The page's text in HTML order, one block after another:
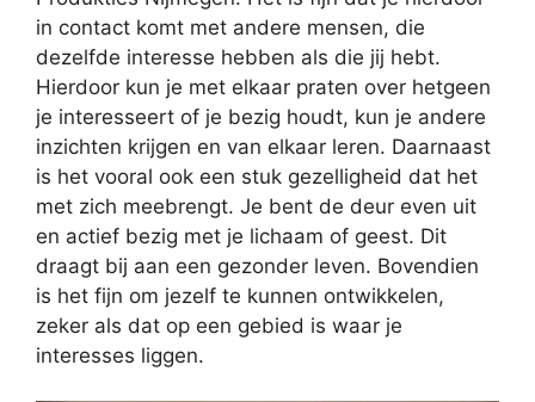
in contact komt met andere mensen, die
dezelfde interesse hebben als die jij hebt.
Hierdoor kun je met elkaar praten over hetgeen
je interesseert of je bezig houdt, kun je andere
inzichten krijgen en van elkaar leren. Daarnaast
is het vooral ook een stuk gezelligheid dat het
met zich meebrengt. Je bent de deur even uit
en actief bezig met je lichaam of geest. Dit
draagt bij aan een gezonder leven. Bovendien
is het fijn om jezelf te kunnen ontwikkelen,
zeker als dat op een gebied is waar je
interesses liggen.